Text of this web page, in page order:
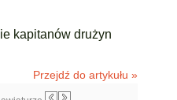
kapitanów drużyn
Przejdź do artykułu »